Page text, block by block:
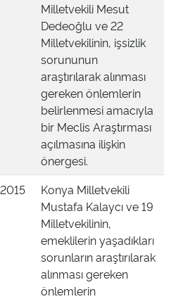
Milletvekili Mesut
Dedeoğlu ve 22
Milletvekilinin, işsizlik
sorununun
araştırılarak alınması
gereken önlemlerin
belirlenmesi amacıyla
bir Meclis Araştırması
açılmasına ilişkin
önergesi.
Konya Milletvekili
Mustafa Kalaycı ve 19
Milletvekilinin,
emeklilerin yaşadıkları
sorunların araştırılarak
alınması gereken
önlemlerin